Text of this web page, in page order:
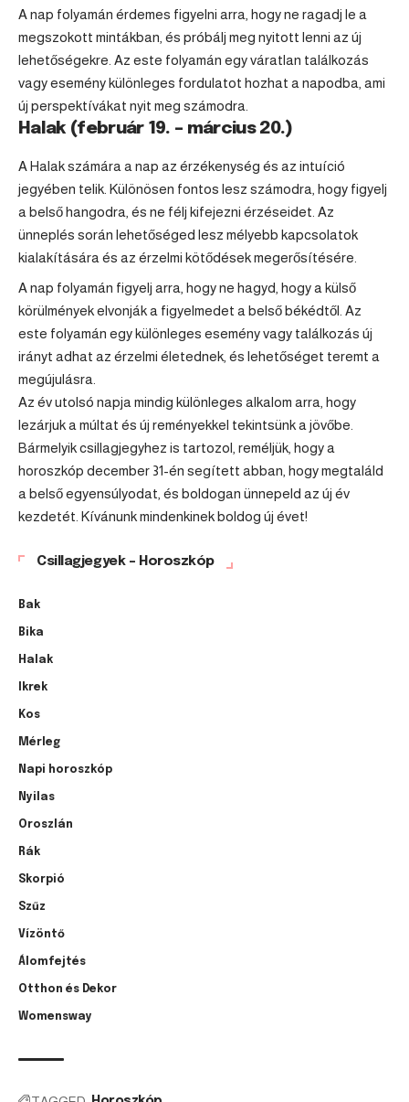
A nap folyamán érdemes figyelni arra, hogy ne ragadj le a
megszokott mintákban, és próbálj meg nyitott lenni az új
lehetőségekre. Az este folyamán egy váratlan találkozás
vagy esemény különleges fordulatot hozhat a napodba, ami
új perspektívákat nyit meg számodra.
Halak (február 19. – március 20.)
A Halakszámára a nap az érzékenység és az intuíció
jegyében telik. Különösen fontos lesz számodra, hogy figyelj
a belső hangodra, és ne félj kifejezni érzéseidet. Az
ünneplés során lehetőséged lesz mélyebb kapcsolatok
kialakítására és az érzelmi kötődések megerősítésére.
A nap folyamán figyelj arra, hogy ne hagyd, hogy a külső
körülmények elvonják a figyelmedet a belső békédtől. Az
este folyamán egy különleges esemény vagy találkozás új
irányt adhat az érzelmi életednek, és lehetőséget teremt a
megújulásra.
Az év utolsó napja mindig különleges alkalom arra, hogy
lezárjuk a múltat és új reményekkel tekintsünk a jövőbe.
Bármelyik csillagjegyhez is tartozol, reméljük, hogy a
horoszkóp december 31-én segített abban, hogy megtaláld
a belső egyensúlyodat, és boldogan ünnepeld az új év
kezdetét. Kívánunk mindenkinek boldog új évet!
Csillagjegyek – Horoszkóp
Bak
Bika
Halak
Ikrek
Kos
Mérleg
Napi horoszkóp
Nyilas
Oroszlán
Rák
Skorpió
Szűz
Vízöntő
Álomfejtés
Otthon és Dekor
Womensway